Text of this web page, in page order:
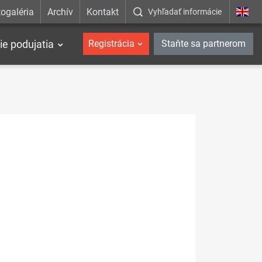
Archív Kontakt Vyhľadať informácie
podujatia Registrácia Staňte sa partnerom